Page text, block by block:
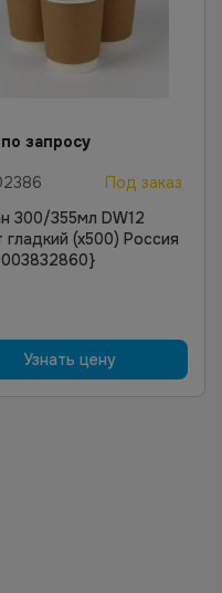
запросу
Под заказ
300/355мл DW12
гладкий (х500) Россия
Узнать цену